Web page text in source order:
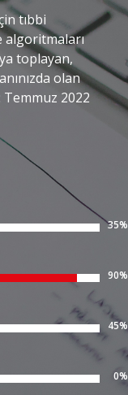
tıbbi
algoritmaları
toplayan,
olan
Temmuz 2022
35%
90%
45%
0%